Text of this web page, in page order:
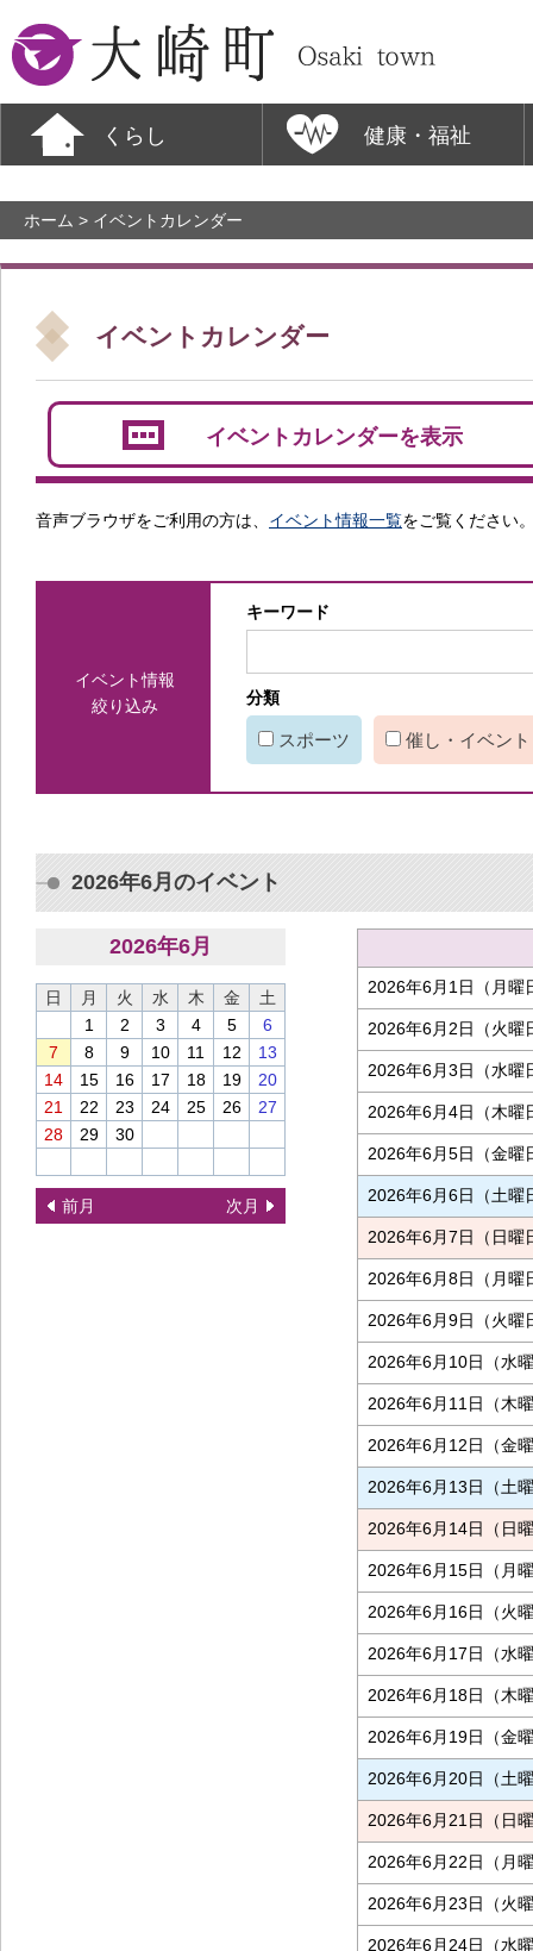
大崎町
くらし 健康・福祉
ホーム > イベントカレンダー
イベントカレンダー
イベントカレンダーを表示
音声ブラウザをご利用の方は、 イベント情報一覧をご覧ください
イベント情報
絞り込み
キーワード
分類
スポーツ 催し・イベント
2026年6月のイベント
2026年6月
日 月 火 水 木 金
土
1
2 3 4 5
6
7
8 9 10 11 12
13
14
15 16 17 18 19
20
21
22 23 24 25 26
27
28
29 30
前月 次月
2026年6月1日（月曜
2026年6月2日（火曜
2026年6月3日（水曜
2026年6月4日（木曜
2026年6月5日（金曜
2026年6月6日（土曜
2026年6月7日（日曜
2026年6月8日（月曜
2026年6月9日（火曜
2026年6月10日（水
2026年6月11日（木
2026年6月12日（金
2026年6月13日（土
2026年6月14日（日
2026年6月15日（月
2026年6月16日（火
2026年6月17日（水
2026年6月18日（木
2026年6月19日（金
2026年6月20日（土
2026年6月21日（日
2026年6月22日（月
2026年6月23日（火
2026年6月24日（水